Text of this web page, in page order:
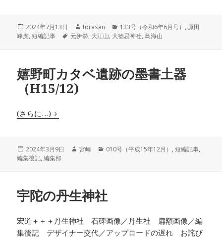
投
稿
2024年7月13日
作
成
torasan
カ
テ
133号（令和6年6月号） , 原田
峰虎,短編記事
タ
元伊勢, 大江山, 大物忌神社,鳥海山
嬉野町カタベ遺跡の墨書土器
（H15/12)
(さらに…)
投
稿
2024年3月9日
作
宮崎
カ
010号（平成15年12月） ,短編記事,
編集後記,編集部
宇陀の丹生神社
宏道＋＋＋丹生神社 石碑画像／丹生社 扁額画像／編
集後記 デザイナー交代／アップロードの遅れ お詫び